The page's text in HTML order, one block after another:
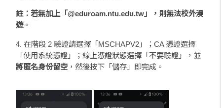
註：若無加上「@eduroam.ntu.edu.tw」，則無法校外漫
遊。
4. 在階段 2 驗證請選擇「MSCHAPV2」；CA 憑證選擇
「使用系統憑證」；線上憑證狀態選擇「不要驗證」，並
將匿名身份留空 ，然後按下「儲存」即完成。